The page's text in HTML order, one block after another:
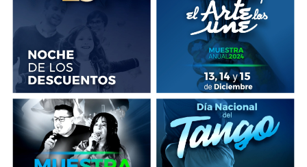
ESPECTACULOS
INTERNACIONALES